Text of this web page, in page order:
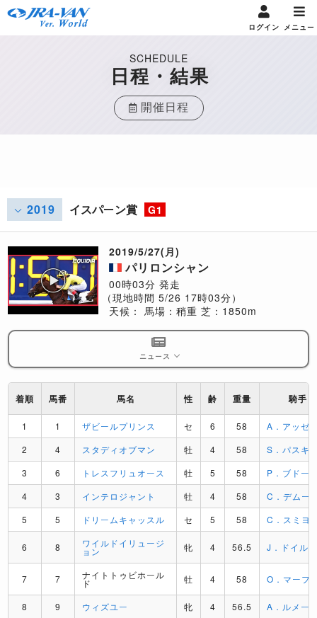
ログイン メニュー
SCHEDULE
日程・結果
開催日程
2019 イスパーン賞 G1
2019/5/27(月)
パリロンシャン
00時03分 発走
（現地時間 5/26 17時03分）
天候： 馬場：稍重 芝：1850m
ニュース
着順 馬番 馬名 性 齢 重量 騎手
1 1 ザビールプリンス セ 6 58
A．アッゼ
2
4 スタディオブマン 牡 4 58
S．パスキ
3
6 トレスフリュオース 牡 5 58
P．ブドー
4
3 インテロジャント 牡 4 58
C．デムー
5
5 ドリームキャッスル セ 5 58 C．スミヨ
6 8 ワイルドイリュージ
ョン 牝 4 56.5 J．ドイル
7 7 ナイトトゥビホール
ド 牡 4 58 O．マーフ
8 9 ウィズユー 牝 4 56.5
A．ルメー